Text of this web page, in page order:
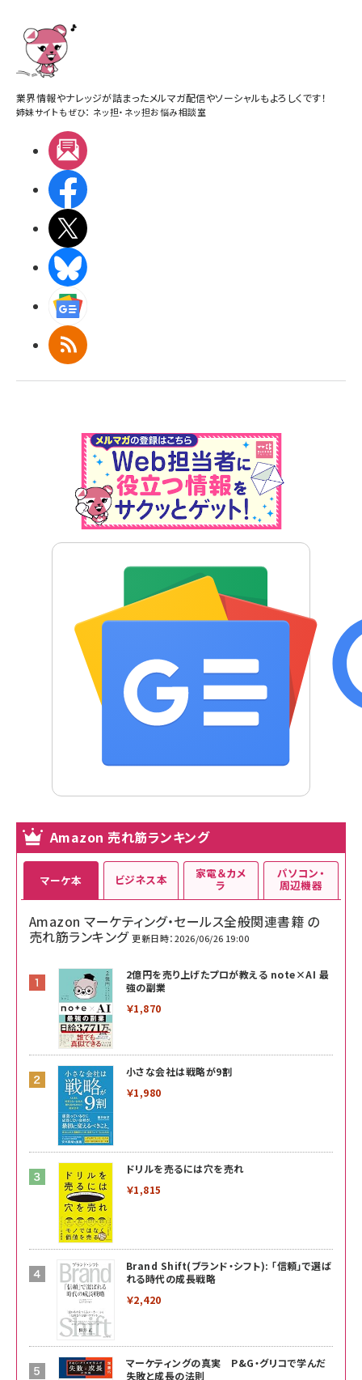
業界情報やナレッジが詰まったメルマガ配信やソーシャルもよろしくです！
姉妹サイトもぜひ： ネッ担・ ネッ担お悩み相談室
RSS
Amazon 売れ筋ランキング
マーケ本
Amazon マーケティング・セールス全般関連書籍 の
売れ筋ランキング 更新日時：2026/06/26 19:00
2億円を売り上げたプロが教える note×AI 最
強の副業
￥1,870
小さな会社は戦略が9割
￥1,980
ドリルを売るには穴を売れ
￥1,815
Brand Shift(ブランド・シフト): 「信頼」で選ば
れる時代の成長戦略
￥2,420
マーケティングの真実 P&G・グリコで学んだ
失敗と成長の法則
ビジネス本 家電＆カメ
ラ
パソコン・
周辺機器